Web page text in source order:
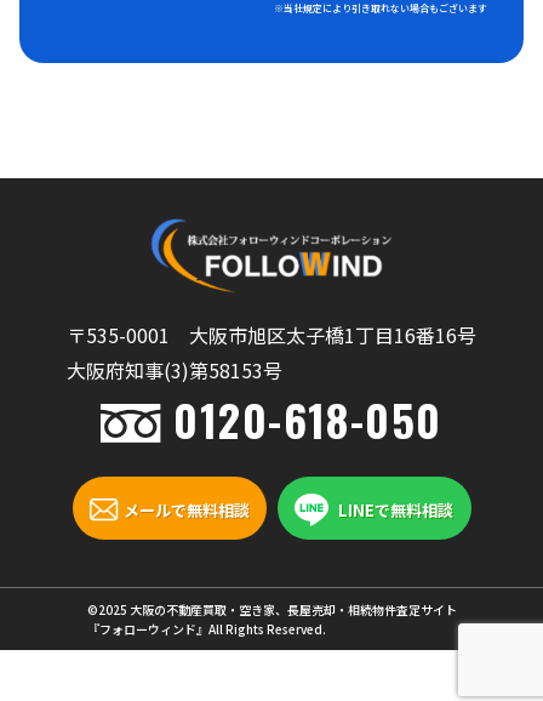
※当社規定により引き取れない場合もございます
〒535-0001 大阪市旭区太子橋1丁目16番16号
大阪府知事(3)第58153号
0120-618-050
メールで無料相談 LINEで無料相談
©2025 大阪の不動産買取・空き家、長屋売却・相続物件査定サイト
『フォローウィンド』All Rights Reserved.